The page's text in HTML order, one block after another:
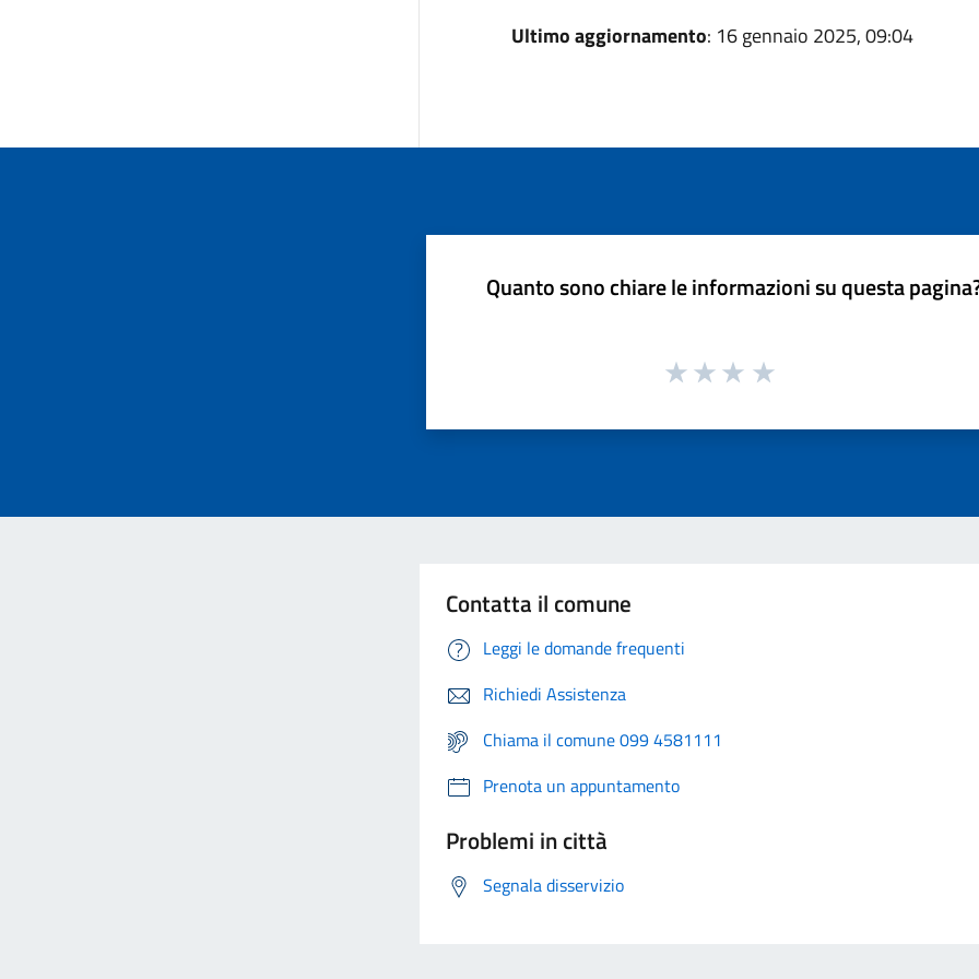
Ultimo aggiornamento: 16 gennaio 2025, 09:04
Quanto sono chiare le informazioni su questa
Contatta il comune
Leggi le domande frequenti
Richiedi Assistenza
Chiama il comune 099 4581111
Prenota un appuntamento
Problemi in città
Segnala disservizio